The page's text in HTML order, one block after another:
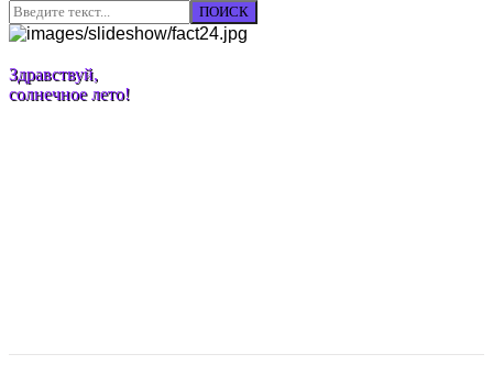
ПОИСК
Здравствуй,
солнечное лето!